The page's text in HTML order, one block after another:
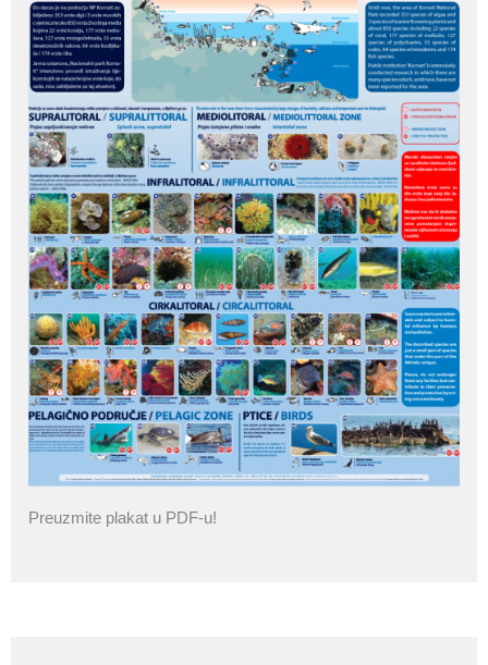
Preuzmite plakat u PDF-u!